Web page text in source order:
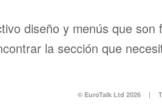
diseño y menús que son
la sección que
© EuroTalk Ltd 2026 |